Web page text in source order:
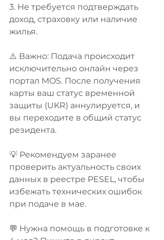
3. Не требуется подтверждать
доход, страховку или наличие
жилья.
⚠️ Важно: Подача происходит
исключительно онлайн через
портал MOS. После получения
карты ваш статус временной
защиты (UKR) аннулируется, и
вы переходите в общий статус
резидента.
💡 Рекомендуем заранее
проверить актуальность своих
данных в реестре PESEL, чтобы
избежать технических ошибок
при подаче в мае.
💬 Нужна помощь в подготовке к